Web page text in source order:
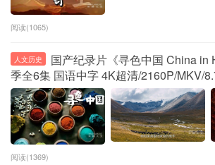
阅读(1065)
人文历史
国产纪录片《寻色中国 China in
季全6集 国语中字 4K超清/2160P/MKV/
阅读(1369)